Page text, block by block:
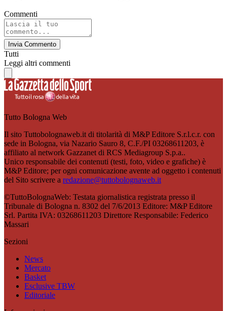
Commenti
Invia Commento
Tutti
Leggi altri commenti
Tutto Bologna Web
Il sito Tuttobolognaweb.it di titolarità di M&P Editore S.r.l.c.r. con
sede in Bologna, via Nazario Sauro 8, C.F./PI 03268611203, è
affiliato al network Gazzanet di RCS Mediagroup S.p.a..
Unico responsabile dei contenuti (testi, foto, video e grafiche) è
M&P Editore; per ogni comunicazione avente ad oggetto i contenuti
del Sito scrivere a redazione@tuttobolognaweb.it
©TuttoBolognaWeb: Testata giornalistica registrata presso il
Tribunale di Bologna n. 8302 del 7/6/2013 Editore: M&P Editore
Srl. Partita IVA: 03268611203 Direttore Responsabile: Federico
Massari
Sezioni
News
Mercato
Basket
Esclusive TBW
Editoriale